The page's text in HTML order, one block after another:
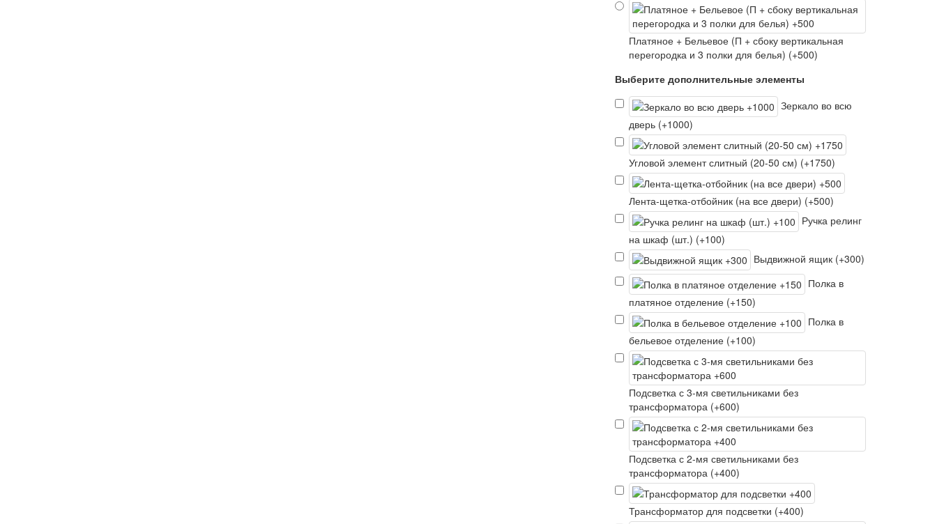
Платяное + Бельевое (П + сбоку вертикальная
перегородка и 3 полки для белья) (+500)
Выберите дополнительные элементы
Зеркало во всю
дверь (+1000)
Угловой элемент слитный (20-50 см) (+1750)
Лента-щетка-отбойник (на все двери) (+500)
Ручка релинг
на шкаф (шт.) (+100)
Выдвижной ящик (+300)
Полка в
платяное отделение (+150)
Полка в
бельевое отделение (+100)
Подсветка с 3-мя светильниками без
трансформатора (+600)
Подсветка с 2-мя светильниками без
трансформатора (+400)
Трансформатор для подсветки (+400)